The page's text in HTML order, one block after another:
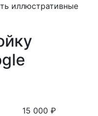
иллюстративные
15 000 ₽